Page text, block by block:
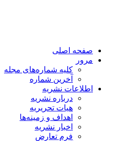
صفحه اصلی
مرور
کلیه شماره‌های مجله
آخرین شماره
اطلاعات نشریه
درباره نشریه
هیات تحریریه
اهداف و زمینه‌ها
اخبار نشریه
فرم تعارض